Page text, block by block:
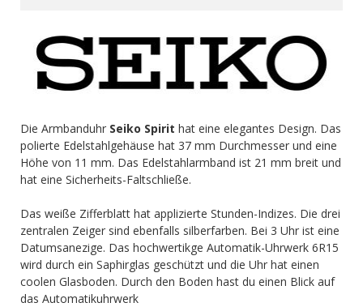
Die Armbanduhr Seiko Spirit hat eine elegantes Design. Das
polierte Edelstahlgehäuse hat 37 mm Durchmesser und eine
Höhe von 11 mm. Das Edelstahlarmband ist 21 mm breit und
hat eine Sicherheits-Faltschließe.
Das weiße Zifferblatt hat applizierte Stunden-Indizes. Die drei
zentralen Zeiger sind ebenfalls silberfarben. Bei 3 Uhr ist eine
Datumsanezige. Das hochwertikge Automatik-Uhrwerk 6R15
wird durch ein Saphirglas geschützt und die Uhr hat einen
coolen Glasboden. Durch den Boden hast du einen Blick auf
das Automatikuhrwerk